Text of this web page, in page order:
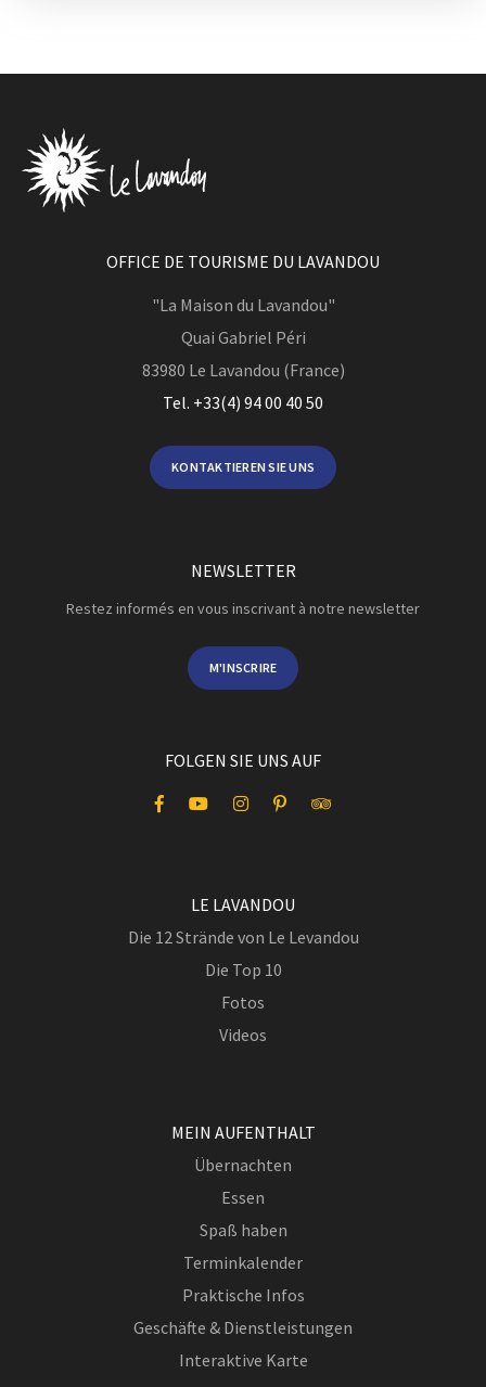
OFFICE DE TOURISME DU LAVANDOU
"La Maison du Lavandou"
Quai Gabriel Péri
83980 Le Lavandou (France)
Tel. +33(4) 94 00 40 50
KONTAKTIEREN SIE UNS
NEWSLETTER
Restez informés en vous inscrivant à notre newsletter
M'INSCRIRE
FOLGEN SIE UNS AUF
LE LAVANDOU
Die 12 Strände von Le Levandou
Die Top 10
Fotos
Videos
MEIN AUFENTHALT
Übernachten
Essen
Spaß haben
Terminkalender
Praktische Infos
Geschäfte & Dienstleistungen
Interaktive Karte